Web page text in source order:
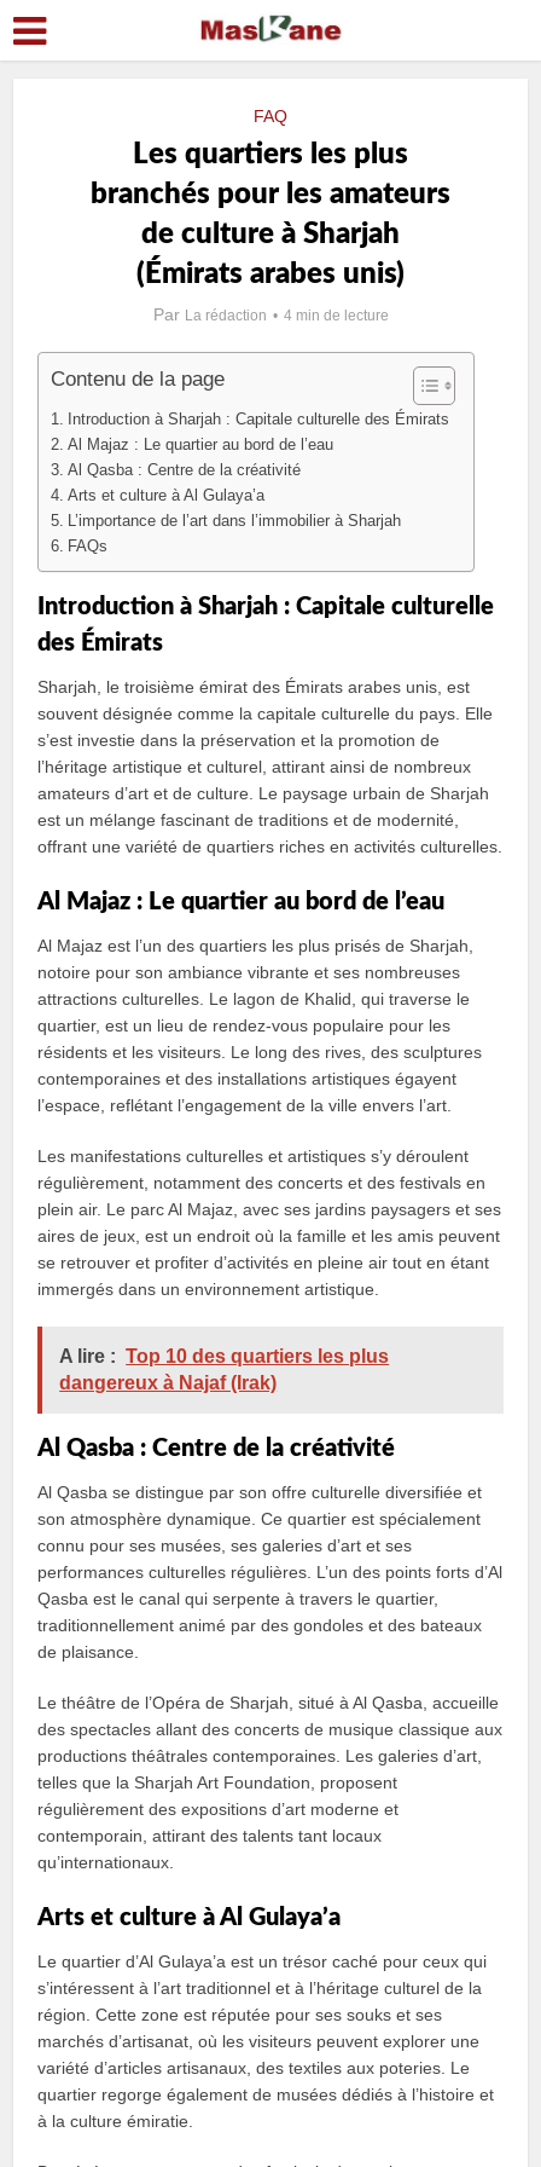
FAQ
Les quartiers les plus
branchés pour les amateurs
de culture à Sharjah
(Émirats arabes unis)
Par La rédaction 4 min de lecture
Contenu de la page
Introduction à Sharjah : Capitale culturelle des Émirats
Al Majaz : Le quartier au bord de l’eau
Al Qasba : Centre de la créativité
Arts et culture à Al Gulaya’a
L’importance de l’art dans l’immobilier à Sharjah
FAQs
Introduction à Sharjah : Capitale culturelle
des Émirats
Sharjah, le troisième émirat des Émirats arabes unis, est
souvent désignée comme la capitale culturelle du pays. Elle
s’est investie dans la préservation et la promotion de
l’héritage artistique et culturel, attirant ainsi de nombreux
amateurs d’art et de culture. Le paysage urbain de Sharjah
est un mélange fascinant de traditions et de modernité,
offrant une variété de quartiers riches en activités culturelles.
Al Majaz : Le quartier au bord de l’eau
Al Majaz est l’un des quartiers les plus prisés de Sharjah,
notoire pour son ambiance vibrante et ses nombreuses
attractions culturelles. Le lagon de Khalid, qui traverse le
quartier, est un lieu de rendez-vous populaire pour les
résidents et les visiteurs. Le long des rives, des sculptures
contemporaines et des installations artistiques égayent
l’espace, reflétant l’engagement de la ville envers l’art.
Les manifestations culturelles et artistiques s’y déroulent
régulièrement, notamment des concerts et des festivals en
plein air. Le parc Al Majaz, avec ses jardins paysagers et ses
aires de jeux, est un endroit où la famille et les amis peuvent
se retrouver et profiter d’activités en pleine air tout en étant
immergés dans un environnement artistique.
A lire : Top 10 des quartiers les plus
dangereux à Najaf (Irak)
Al Qasba : Centre de la créativité
Al Qasba se distingue par son offre culturelle diversifiée et
son atmosphère dynamique. Ce quartier est spécialement
connu pour ses musées, ses galeries d’art et ses
performances culturelles régulières. L’un des points forts d’Al
Qasba est le canal qui serpente à travers le quartier,
traditionnellement animé par des gondoles et des bateaux
de plaisance.
Le théâtre de l’Opéra de Sharjah, situé à Al Qasba, accueille
des spectacles allant des concerts de musique classique aux
productions théâtrales contemporaines. Les galeries d’art,
telles que la Sharjah Art Foundation, proposent
régulièrement des expositions d’art moderne et
contemporain, attirant des talents tant locaux
qu’internationaux.
Arts et culture à Al Gulaya’a
Le quartier d’Al Gulaya’a est un trésor caché pour ceux qui
s’intéressent à l’art traditionnel et à l’héritage culturel de la
région. Cette zone est réputée pour ses souks et ses
marchés d’artisanat, où les visiteurs peuvent explorer une
variété d’articles artisanaux, des textiles aux poteries. Le
quartier regorge également de musées dédiés à l’histoire et
à la culture émiratie.